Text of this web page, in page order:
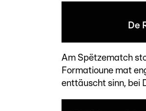
De
Am Spëtzematch
Formatioune mat
enttäuscht sinn, bei